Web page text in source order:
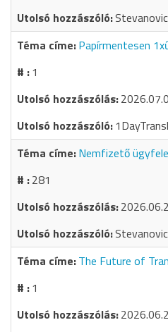
Papírmentesen
1
Nemfizető
281
The Future of
1